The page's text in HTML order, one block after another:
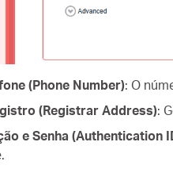
(Phone Number): O
(Registrar Address):
e Senha (Authentication